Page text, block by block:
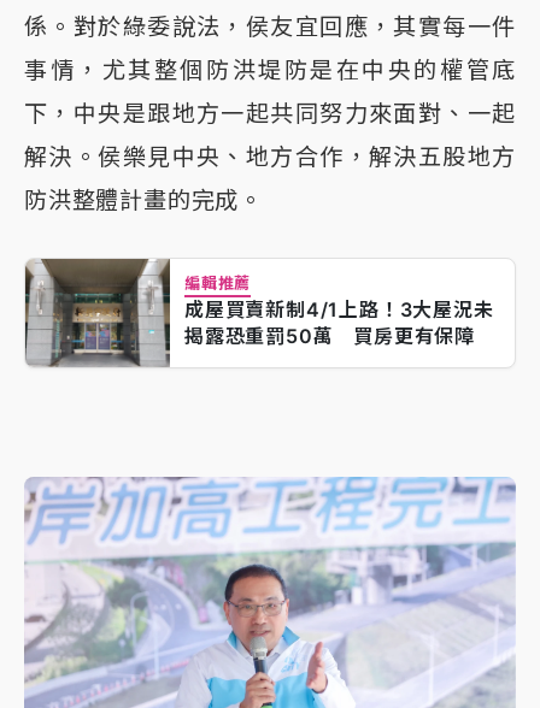
係。對於綠委說法，侯友宜回應，其實每一件
事情，尤其整個防洪堤防是在中央的權管底
下，中央是跟地方一起共同努力來面對、一起
解決。侯樂見中央、地方合作，解決五股地方
防洪整體計畫的完成。
編輯推薦
成屋買賣新制4/1上路！3大屋況未
揭露恐重罰50萬 買房更有保障